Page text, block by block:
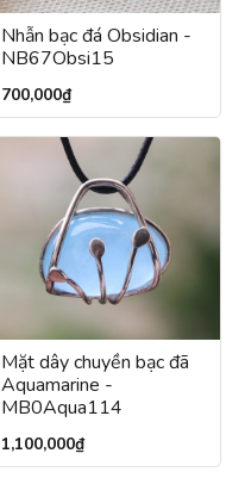
Nhẫn bạc đá Obsidian -
NB67Obsi15
700,000₫
Mặt dây chuyền bạc đã
Aquamarine -
MB0Aqua114
1,100,000₫